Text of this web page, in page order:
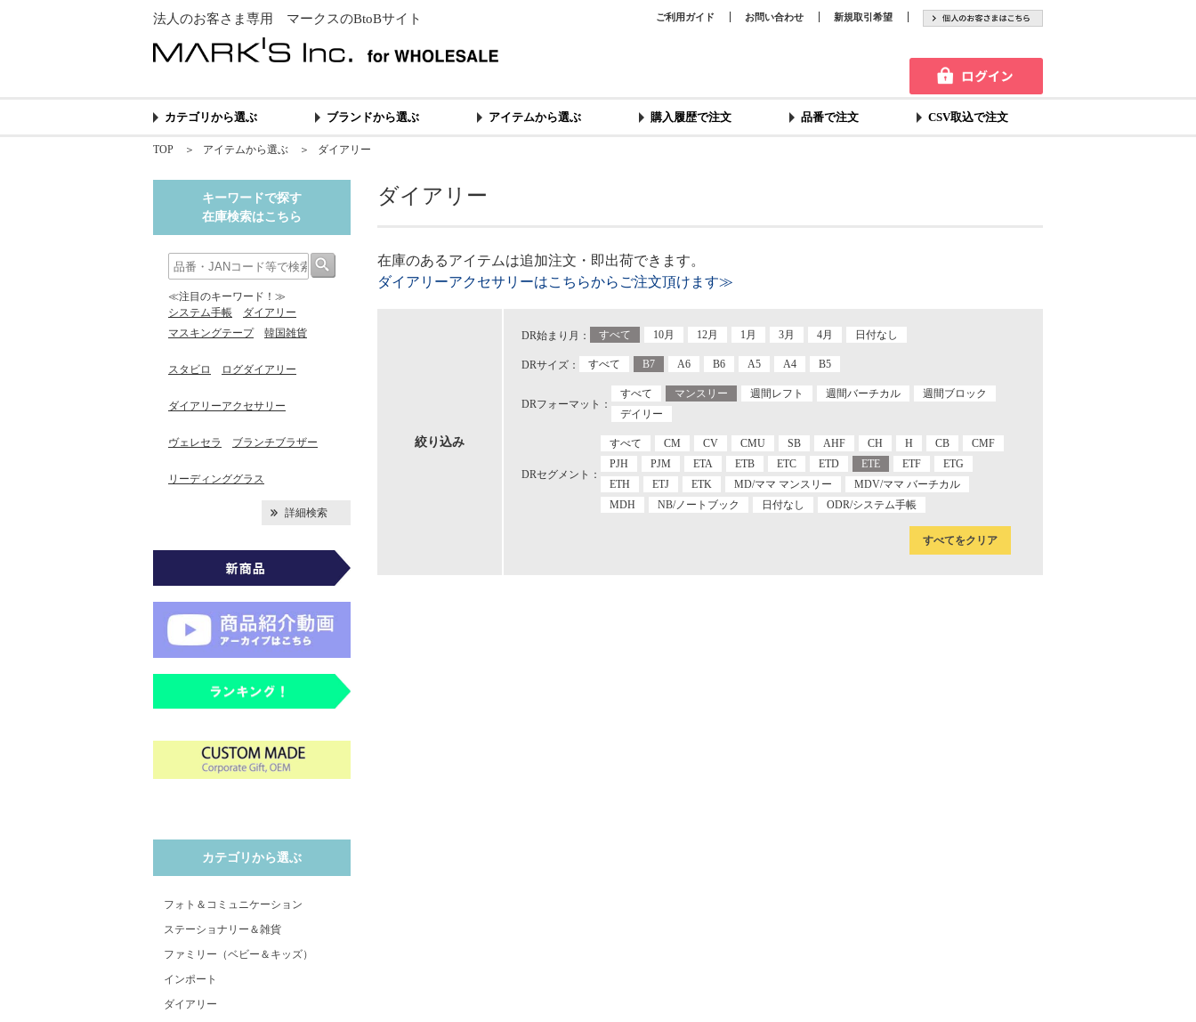
法人のお客さま専用 マークスのBtoBサイト ご利用ガイド お問い合わせ 新規取引希望
カテゴリから選ぶ ブランドから選ぶ アイテムから選ぶ 購入履歴で注文 品番で注文 CSV取込で注文
TOP ＞ アイテムから選ぶ ＞ ダイアリー
ダイアリー
在庫のあるアイテムは追加注文・即出荷できます。
ダイアリーアクセサリーはこちらからご注文頂けます≫
絞り込み
DR始まり月： すべて 10月 12月 1月 3月 4月 日付なし
DRサイズ： すべて B7 A6 B6 A5 A4 B5
DRフォーマット：
すべて マンスリー 週間レフト 週間バーチカル
週間ブロック
デイリー
DRセグメント：
すべて CM CV CMU SB AHF CH H CB
CMF
PJH
PJM ETA ETB ETC ETD ETE ETF
ETG
ETH
ETJ ETK MD/ママ マンスリー
MDV/ママ バーチカル
MDH
NB/ノートブック 日付なし ODR/システム手帳
すべてをクリア
キーワードで探す
在庫検索はこちら
≪注目のキーワード！≫
システム手帳
ダイアリー
マスキングテープ
韓国雑貨
スタビロ ログダイアリー
ダイアリーアクセサリー
ヴェレセラ ブランチブラザー
リーディンググラス
詳細検索
カテゴリから選ぶ
フォト＆コミュニケーション
ステーショナリー＆雑貨
ファミリー（ベビー＆キッズ）
インポート
ダイアリー